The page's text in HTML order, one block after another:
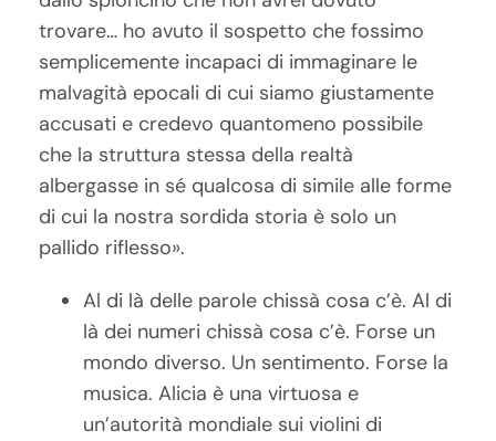
trovare… ho avuto il sospetto che fossimo
semplicemente incapaci di immaginare le
malvagità epocali di cui siamo giustamente
accusati e credevo quantomeno possibile
che la struttura stessa della realtà
albergasse in sé qualcosa di simile alle forme
di cui la nostra sordida storia è solo un
pallido riflesso».
Al di là delle parole chissà cosa c’è. Al di
là dei numeri chissà cosa c’è. Forse un
mondo diverso. Un sentimento. Forse la
musica. Alicia è una virtuosa e
un’autorità mondiale sui violini di